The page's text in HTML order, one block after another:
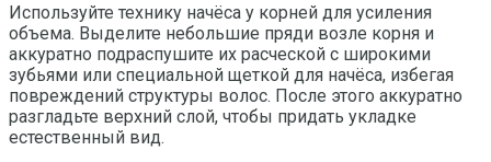
Используйте технику начёса у корней для усиления
объема. Выделите небольшие пряди возле корня и
аккуратно подраспушите их расческой с широкими
зубьями или специальной щеткой для начёса, избегая
повреждений структуры волос. После этого аккуратно
разгладьте верхний слой, чтобы придать укладке
естественный вид.